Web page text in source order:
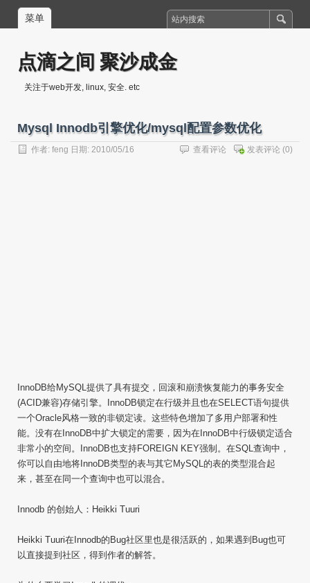
菜单
点滴之间 聚沙成金
关注于web开发, linux, 安全. etc
Mysql Innodb引擎优化/mysql配置参数优化
作者: feng 日期: 2010/05/16 发表评论 (0)
查看评论
InnoDB给MySQL提供了具有提交，回滚和崩溃恢复能力的事务安全
(ACID兼容)存储引擎。InnoDB锁定在行级并且也在SELECT语句提供
一个Oracle风格一致的非锁定读。这些特色增加了多用户部署和性
能。没有在InnoDB中扩大锁定的需要，因为在InnoDB中行级锁定适合
非常小的空间。InnoDB也支持FOREIGN KEY强制。在SQL查询中，
你可以自由地将InnoDB类型的表与其它MySQL的表的类型混合起
来，甚至在同一个查询中也可以混合。
Innodb 的创始人：Heikki Tuuri
Heikki Tuuri在Innodb的Bug社区里也是很活跃的，如果遇到Bug也可
以直接提到社区，得到作者的解答。